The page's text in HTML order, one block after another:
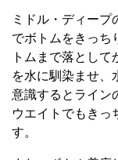
ミドル・ディープ
でボトムをきっち
トムまで落とし
を水に馴染ませ、
意識するとライン
ウエイトでもきっ
す。